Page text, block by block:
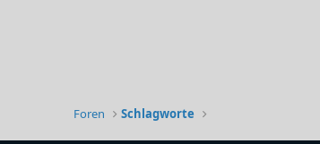
Foren Schlagworte